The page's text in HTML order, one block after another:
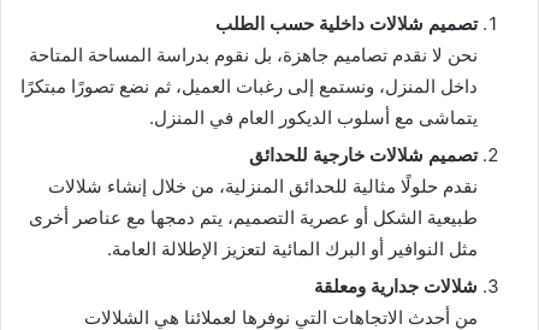
تصميم شلالات داخلية حسب الطلب
نحن لا نقدم تصاميم جاهزة، بل نقوم بدراسة المساحة المتاحة
داخل المنزل، ونستمع إلى رغبات العميل، ثم نضع تصورًا مبتكرًا
يتماشى مع أسلوب الديكور العام في المنزل.
تصميم شلالات خارجية للحدائق
نقدم حلولًا مثالية للحدائق المنزلية، من خلال إنشاء شلالات
طبيعية الشكل أو عصرية التصميم، يتم دمجها مع عناصر أخرى
مثل النوافير أو البرك المائية لتعزيز الإطلالة العامة.
شلالات جدارية ومعلقة
من أحدث الاتجاهات التي نوفرها لعملائنا هي الشلالات